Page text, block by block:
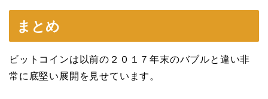
まとめ
ビットコインは以前の２０１７年末のバブルと違い非
常に底堅い展開を見せています。